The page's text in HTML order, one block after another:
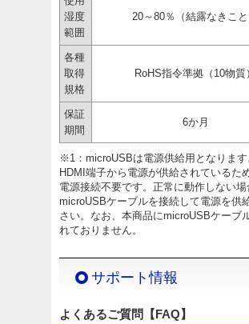
湿度
範囲
20～80％（結露なきこと
各種
取得
規格
RoHS指令準拠（10物質
保証
期間
6か月
※1：microUSBは電源供給用となります
HDMI端子から電源が供給されているた
電源接続不要です。正常に動作しない場
microUSBケーブルを接続して電源を供
さい。なお、本商品にmicroUSBケーブ
れておりません。
サポート情報
よくあるご質問【FAQ】